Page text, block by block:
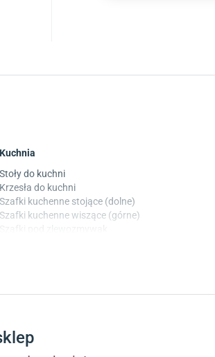
Kuchnia
Stoły do kuchni
Krzesła do kuchni
Szafki kuchenne stojące (dolne)
Szafki kuchenne wiszące (górne)
Wykładziny do pokoju dziecięcego
Szafy dla dzieci
Łóżka dla dziecka (młodzieżowe)